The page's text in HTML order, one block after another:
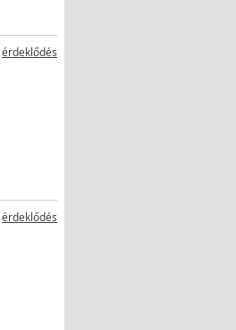
érdeklődés
érdeklődés